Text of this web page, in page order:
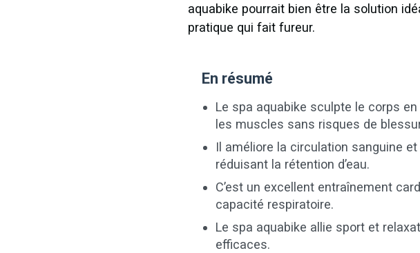
aquabike pourrait bien être la solution
pratique qui fait fureur.
En résumé
Le spa aquabike sculpte le corps
les muscles sans risques de
Il améliore la circulation sanguine
réduisant la rétention d’eau.
C’est un excellent entraînement
capacité respiratoire.
Le spa aquabike allie sport et
efficaces.